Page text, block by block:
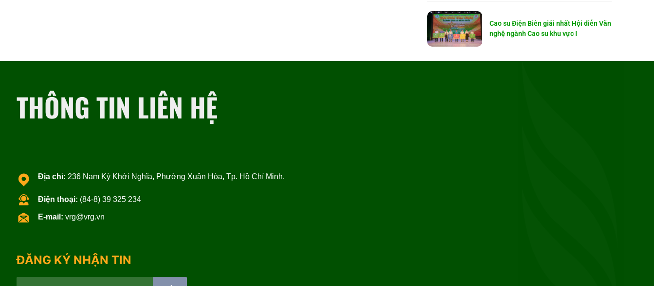
Cao su Điện Biên giải nhất Hội diễn Văn
nghệ ngành Cao su khu vực I
THÔNG TIN LIÊN HỆ
Địa chỉ: 236 Nam Kỳ Khởi Nghĩa, Phường Xuân Hòa, Tp. Hồ Chí Minh.
Điện thoại: (84-8) 39 325 234
E-mail: vrg@vrg.vn
ĐĂNG KÝ NHẬN TIN